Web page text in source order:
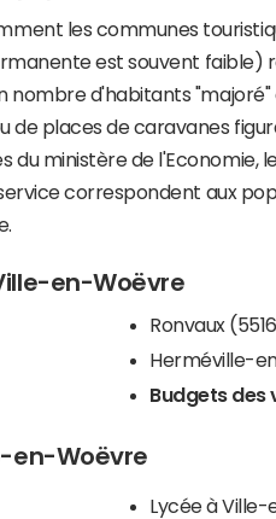
les communes
est souvent faible)
nombre d'habitants
de places de caravanes
du ministère de l'Economie,
correspondent aux
en-Woëvre
Ronvaux
Herméville-
Budgets des
en-Woëvre
Lycée à